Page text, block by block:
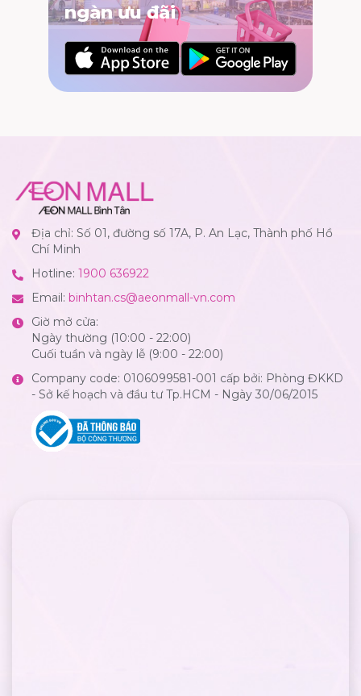
ngàn ưu đãi
Địa chỉ: Số 01, đường số 17A, P. An Lạc, Thành phố Hồ
Chí Minh
Hotline: 1900 636922
Email: binhtan.cs@aeonmall-vn.com
Giờ mở cửa:
Ngày thường (10:00 - 22:00)
Cuối tuần và ngày lễ (9:00 - 22:00)
Company code: 0106099581-001 cấp bởi: Phòng ĐKKD
- Sở kế hoạch và đầu tư Tp.HCM - Ngày 30/06/2015